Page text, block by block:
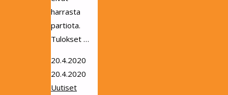
harrasta
partiota.
Tulokset …
20.4.2020
20.4.2020
Uutiset